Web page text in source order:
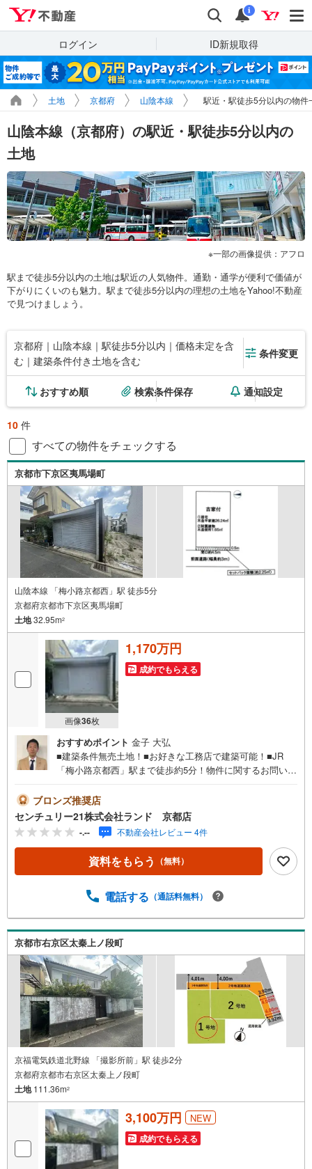
検索 通知
i
ログイン ID新規取得
土地 京都府 山陰本線 駅近・駅徒歩5分以内の物件
山陰本線（京都府）の駅近・駅徒歩5分以内の
土地
一部の画像提供：アフロ
駅まで徒歩5分以内の土地は駅近の人気物件。通勤・通学が便利で価値が
下がりにくいのも魅力。駅まで徒歩5分以内の理想の土地をYahoo!不動産
で見つけましょう。
京都府｜山陰本線｜駅徒歩5分以内｜価格未定を含
む｜建築条件付き土地を含む
条件変更
おすすめ順 検索条件保存 通知設定
10 件
すべての物件をチェックする
京都市下京区夷馬場町
山陰本線 「梅小路京都西」駅 徒歩5分
京都府京都市下京区夷馬場町
土地32.95m2
画像36枚
1,170万円
成約でもらえる
おすすめポイント 金子 大弘
■建築条件無売土地！■お好きな工務店で建築可能！■JR
「梅小路京都西」駅まで徒歩約5分！物件に関するお問い合
ださいませ！＜センチュリー21ランドについて＞●センチ
ュリー21ランド京都店は・・・ お客様のご希望をお客様
の目線でご満足いただけるお住いを全力でお探し致しま
す！●購入・売却・ローンのご相談など、些細なことでもお
気軽にご相談下さいませ！●リフォームのご相談も承ってお
ります。○京阪鴨東線 「出町柳」駅 徒歩約6分○京都市営地
00（火曜日・水曜日定休日※祝日は営業）事前にご連絡い
ちしております！
ブロンズ推奨店
センチュリー21株式会社ランド 京都店
-.-- 不動産会社レビュー 4件
資料をもらう （無料）
電話する （通話料無料）
京都市右京区太秦上ノ段町
京福電気鉄道北野線 「撮影所前」駅 徒歩2分
京都府京都市右京区太秦上ノ段町
土地111.36m2
3,100万円 NEW
成約でもらえる